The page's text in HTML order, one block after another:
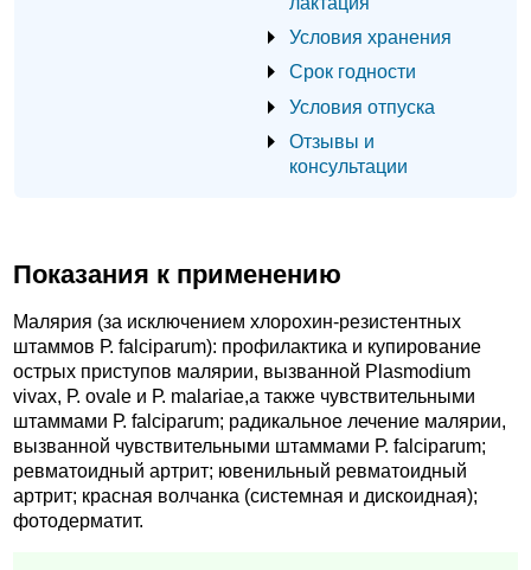
Условия хранения
Срок годности
Условия отпуска
Отзывы и
консультации
Показания к применению
Малярия (за исключением хлорохин-резистентных
штаммов Р. falciparum): профилактика и купирование
острых приступов малярии, вызванной Plasmodium
vivax, Р. ovale и Р. malariae,а также чувствительными
штаммами Р. falciparum; радикальное лечение малярии,
вызванной чувствительными штаммами Р. falciparum;
ревматоидный артрит; ювенильный ревматоидный
артрит; красная волчанка (системная и дискоидная);
фотодерматит.